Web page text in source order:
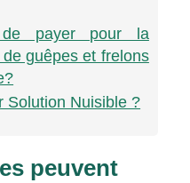
payer pour la
guêpes et frelons
Solution Nuisible ?
peuvent